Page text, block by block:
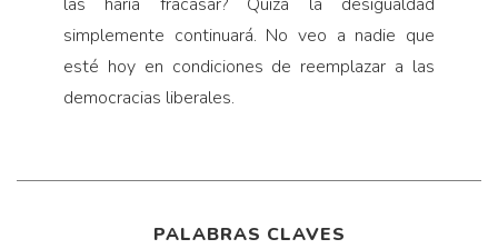
las haría fracasar? Quizá la des­igualdad
simplemente continuará. No veo a nadie que
esté hoy en condiciones de reemplazar a las
democracias liberales.
PALABRAS CLAVES